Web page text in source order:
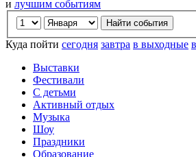
и лучшим событиям
Куда пойти сегодня завтра в выходные
Выставки
Фестивали
С детьми
Активный отдых
Музыка
Шоу
Праздники
Образование